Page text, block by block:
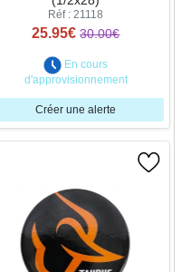
Réf : 21118
25.95€ 30.00€
En cours
d'approvisionnement
Créer une alerte